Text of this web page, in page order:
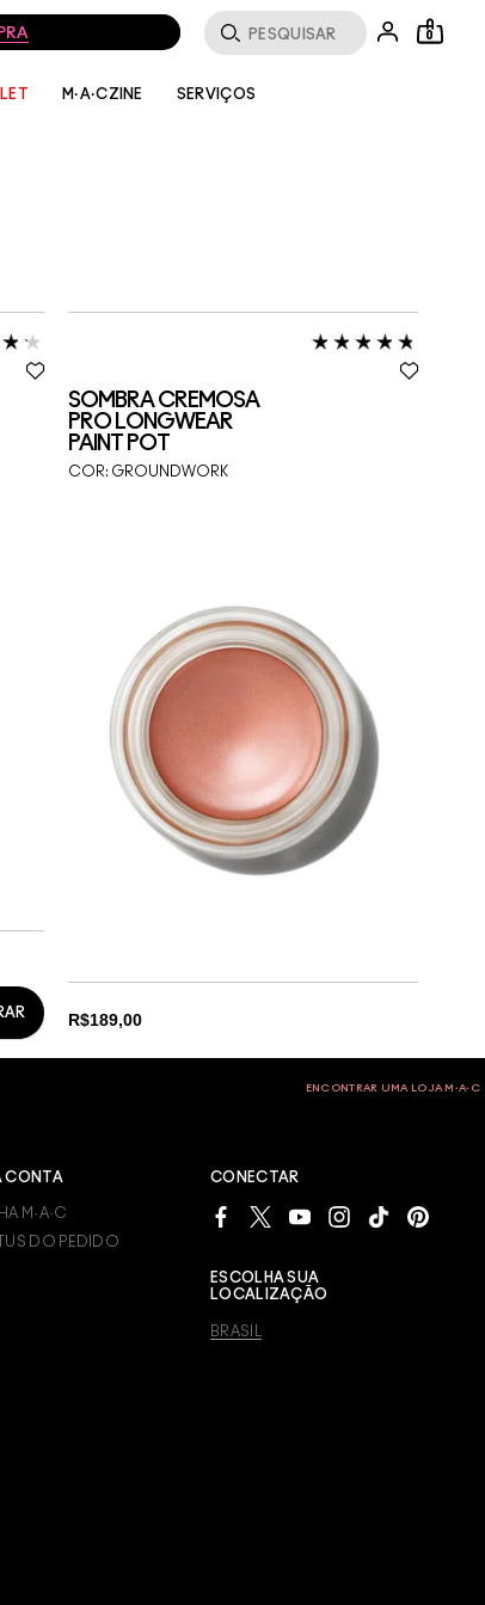
0
M·A·CZINE SERVIÇOS
SOMBRA CREMOSA
PRO LONGWEAR
PAINT POT
COR: GROUNDWORK
R$189,00
ENCONTRAR UMA LOJA M∙A∙C
CONTA
M·A·C
DO PEDIDO
CONECTAR
ESCOLHA SUA
LOCALIZAÇÃO
BRASIL